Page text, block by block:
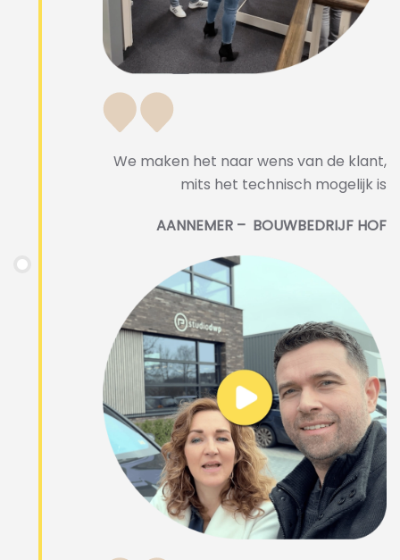
We maken het naar wens van de klant,
mits het technisch mogelijk is
AANNEMER – BOUWBEDRIJF HOF